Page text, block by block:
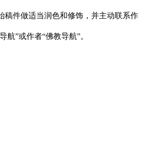
稿件做适当润色和修饰，并主动联系作
”或作者“佛教导航”。